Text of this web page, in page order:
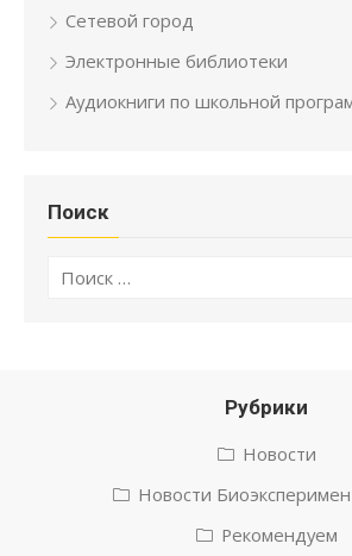
Сетевой город
Электронные библиотеки
Аудиокниги по школьной
Поиск
Рубрики
Новости
Новости
Рекомендуем